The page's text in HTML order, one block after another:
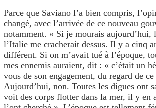
Parce que Saviano l’a bien compris,
changé, avec l’arrivée de ce nouveau
notamment. « Si je mourais aujourd’hui,
l’Italie me cracherait dessus. Il y a cinq
différent. Si on m’avait tué à l’époque,
mes ennemis auraient, dit : « c’était un
vous de son engagement, du regard de
Aujourd’hui, non. Toutes les digues ont
voit des corps flotter dans la mer, il y en